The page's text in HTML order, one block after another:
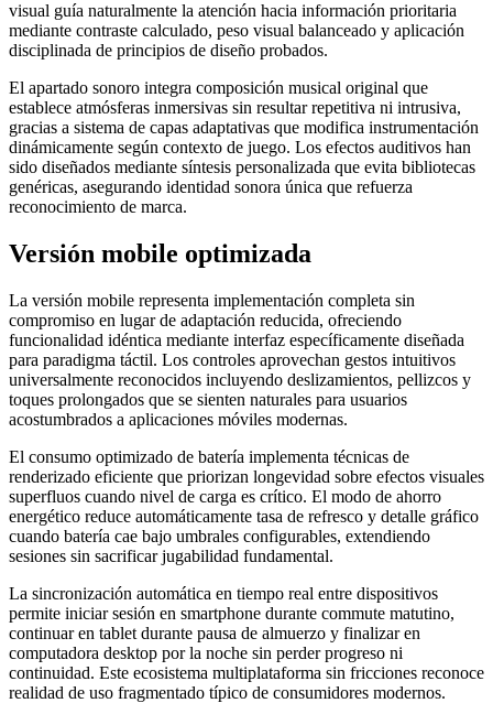
visual guía naturalmente la atención hacia información prioritaria
mediante contraste calculado, peso visual balanceado y aplicación
disciplinada de principios de diseño probados.
El apartado sonoro integra composición musical original que
establece atmósferas inmersivas sin resultar repetitiva ni intrusiva,
gracias a sistema de capas adaptativas que modifica instrumentación
dinámicamente según contexto de juego. Los efectos auditivos han
sido diseñados mediante síntesis personalizada que evita bibliotecas
genéricas, asegurando identidad sonora única que refuerza
reconocimiento de marca.
Versión mobile optimizada
La versión mobile representa implementación completa sin
compromiso en lugar de adaptación reducida, ofreciendo
funcionalidad idéntica mediante interfaz específicamente diseñada
para paradigma táctil. Los controles aprovechan gestos intuitivos
universalmente reconocidos incluyendo deslizamientos, pellizcos y
toques prolongados que se sienten naturales para usuarios
acostumbrados a aplicaciones móviles modernas.
El consumo optimizado de batería implementa técnicas de
renderizado eficiente que priorizan longevidad sobre efectos visuales
superfluos cuando nivel de carga es crítico. El modo de ahorro
energético reduce automáticamente tasa de refresco y detalle gráfico
cuando batería cae bajo umbrales configurables, extendiendo
sesiones sin sacrificar jugabilidad fundamental.
La sincronización automática en tiempo real entre dispositivos
permite iniciar sesión en smartphone durante commute matutino,
continuar en tablet durante pausa de almuerzo y finalizar en
computadora desktop por la noche sin perder progreso ni
continuidad. Este ecosistema multiplataforma sin fricciones reconoce
realidad de uso fragmentado típico de consumidores modernos.